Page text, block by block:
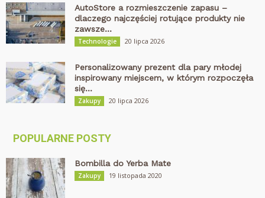
AutoStore a rozmieszczenie zapasu –
dlaczego najczęściej rotujące produkty nie
zawsze...
Technologie 20 lipca 2026
Personalizowany prezent dla pary młodej
inspirowany miejscem, w którym rozpoczęła
się...
Zakupy 20 lipca 2026
POPULARNE POSTY
Bombilla do Yerba Mate
Zakupy 19 listopada 2020